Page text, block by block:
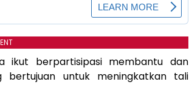
ikut berpartisipasi membantu dan
bertujuan untuk meningkatkan tali